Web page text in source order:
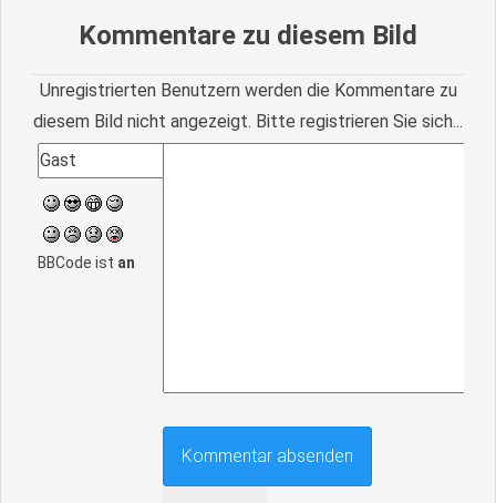
Kommentare zu diesem Bild
Unregistrierten Benutzern werden die Kommentare zu
diesem Bild nicht angezeigt. Bitte registrieren Sie sich...
BBCode ist an